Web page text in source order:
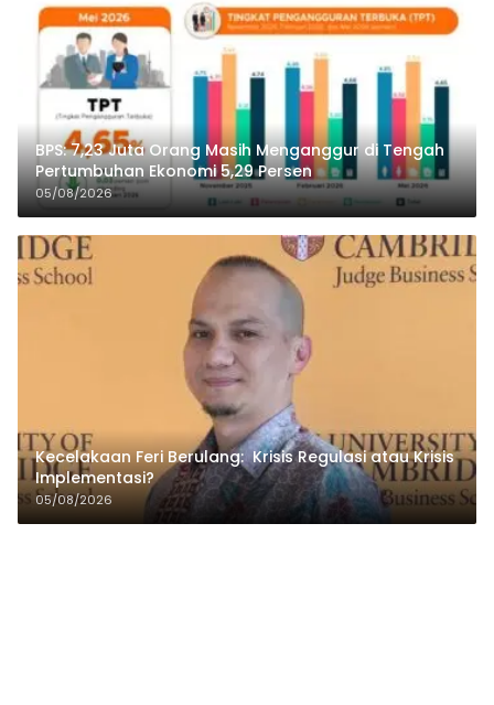
BPS: 7,23 Juta Orang Masih Menganggur di Tengah
Pertumbuhan Ekonomi 5,29 Persen
05/08/2026
Kecelakaan Feri Berulang: Krisis Regulasi atau Krisis
Implementasi?
05/08/2026